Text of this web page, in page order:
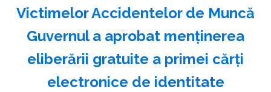
Victimelor Accidentelor de Muncă
Guvernul a aprobat menţinerea
eliberării gratuite a primei cărţi
electronice de identitate